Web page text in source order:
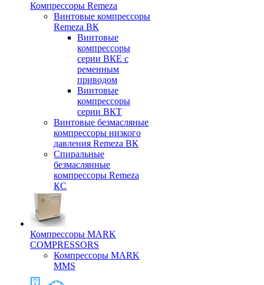
Компрессоры Remeza
Винтовые компрессоры
Remeza ВК
Винтовые
компрессоры
серии ВКЕ с
ременным
приводом
Винтовые
компрессоры
серии ВКТ
Винтовые безмасляные
компрессоры низкого
давления Remeza ВК
Спиральные
безмаслянные
компрессоры Remeza
КС
Компрессоры MARK
COMPRESSORS
Компрессоры MARK
MMS